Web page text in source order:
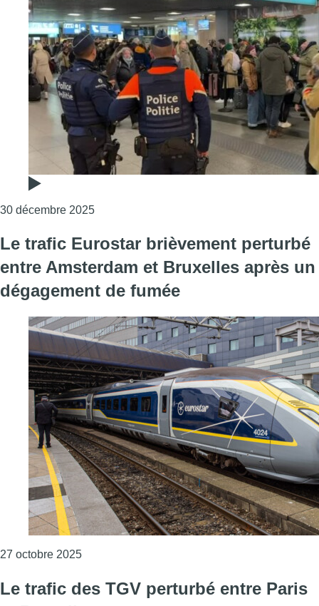
30 décembre 2025Consulter l'article "Le trafic Eurostar sous
Le trafic Eurostar brièvement perturbé
entre Amsterdam et Bruxelles après un
dégagement de fumée
27 octobre 2025Consulter l'article "Le trafic Eurostar
Le trafic des TGV perturbé entre Paris